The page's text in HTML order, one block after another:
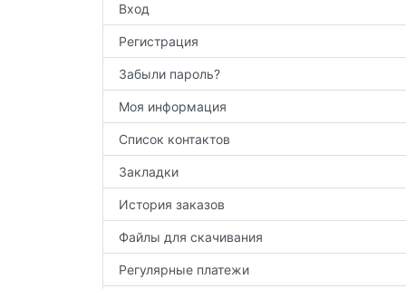
Вход
Регистрация
Забыли пароль?
Моя информация
Список контактов
Закладки
История заказов
Файлы для скачивания
Регулярные платежи